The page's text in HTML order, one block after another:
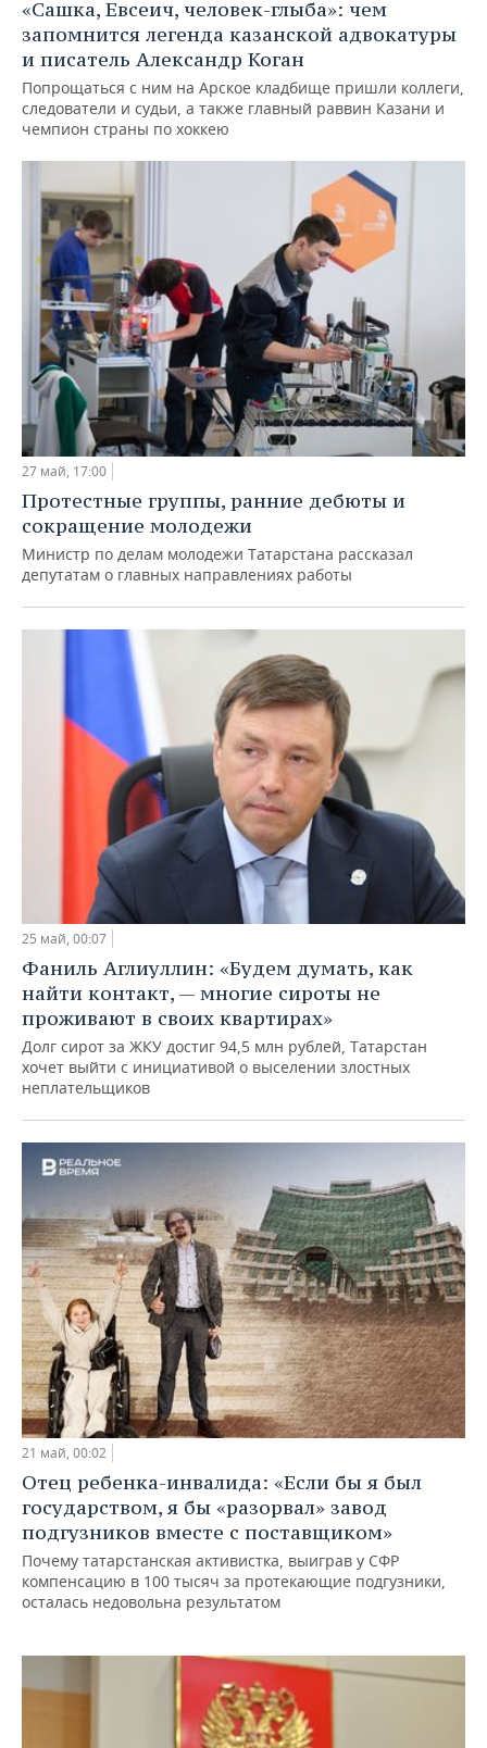
«Сашка, Евсеич, человек-глыба»: чем
запомнится легенда казанской адвокатуры
и писатель Александр Коган
Попрощаться с ним на Арское кладбище пришли коллеги,
следователи и судьи, а также главный раввин Казани и
чемпион страны по хоккею
27 май, 17:00
Протестные группы, ранние дебюты и
сокращение молодежи
Министр по делам молодежи Татарстана рассказал
депутатам о главных направлениях работы
25 май, 00:07
Фаниль Аглиуллин: «Будем думать, как
найти контакт, — многие сироты не
проживают в своих квартирах»
Долг сирот за ЖКУ достиг 94,5 млн рублей, Татарстан
хочет выйти с инициативой о выселении злостных
неплательщиков
21 май, 00:02
Отец ребенка-инвалида: «Если бы я был
государством, я бы «разорвал» завод
подгузников вместе с поставщиком»
Почему татарстанская активистка, выиграв у СФР
компенсацию в 100 тысяч за протекающие подгузники,
осталась недовольна результатом